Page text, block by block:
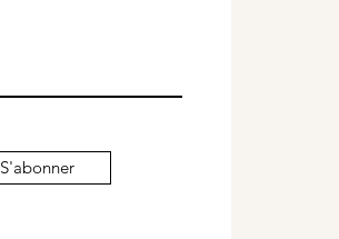
S'abonner